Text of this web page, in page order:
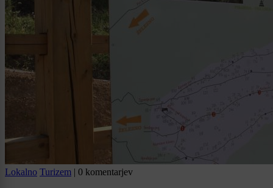
Lokalno Turizem | 0 komentarjev